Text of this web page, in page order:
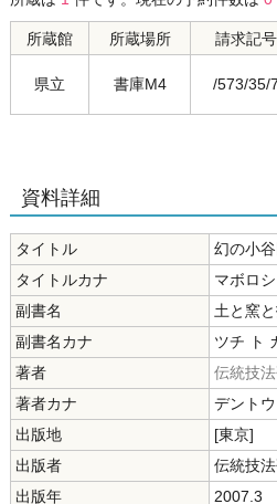
所蔵館 所蔵場所 請求記号
県立 書庫M4 /573/35/7
資料詳細
タイトル
幻の小
タイトルカナ
マボロ
副書名
土と窯
副書名カナ
ツチ ト
著者
伝統技
著者カナ
デント
出版地
[東京]
出版者
伝統技
出版年
2007.3